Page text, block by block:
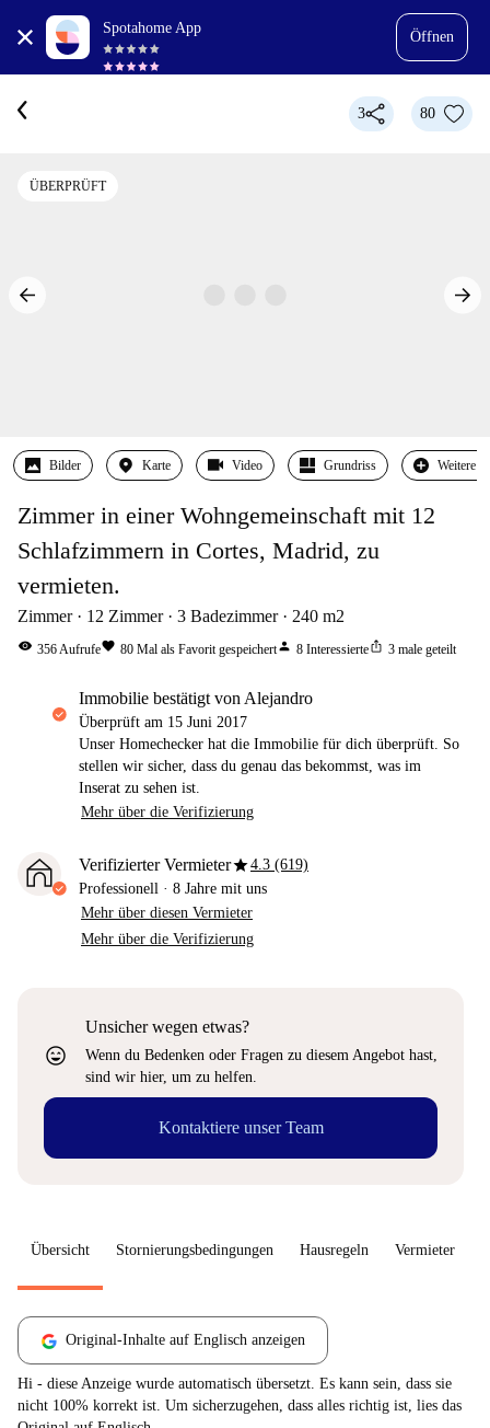
Spotahome App
Öffnen
3 80
ÜBERPRÜFT
Bilder Karte Video Grundriss Weitere
Zimmer in einer Wohngemeinschaft mit 12
Schlafzimmern in Cortes, Madrid, zu
vermieten.
Zimmer 12 Zimmer 3 Badezimmer 240 m2
visibility 356Aufrufefavorite 80 Mal als Favorit gespeichertperson 8 Interessierteios_share 3 male geteilt
Immobilie bestätigt von Alejandro
Überprüft am 15 Juni 2017
Unser Homechecker hat die Immobilie für dich überprüft. So
stellen wir sicher, dass du genau das bekommst, was im
Inserat zu sehen ist.
Mehr über die Verifizierung
Verifizierter Vermieterstar4.3 (619)
Professionell · 8 Jahre mit uns
Mehr über diesen Vermieter
Mehr über die Verifizierung
sentiment_very_satisfied
Unsicher wegen etwas?
Wenn du Bedenken oder Fragen zu diesem Angebot hast,
sind wir hier, um zu helfen.
Kontaktiere unser Team
Übersicht Stornierungsbedingungen Hausregeln Vermieter
Original-Inhalte auf Englisch anzeigen
Hi - diese Anzeige wurde automatisch übersetzt. Es kann sein, dass sie
nicht 100% korrekt ist. Um sicherzugehen, dass alles richtig ist, lies das